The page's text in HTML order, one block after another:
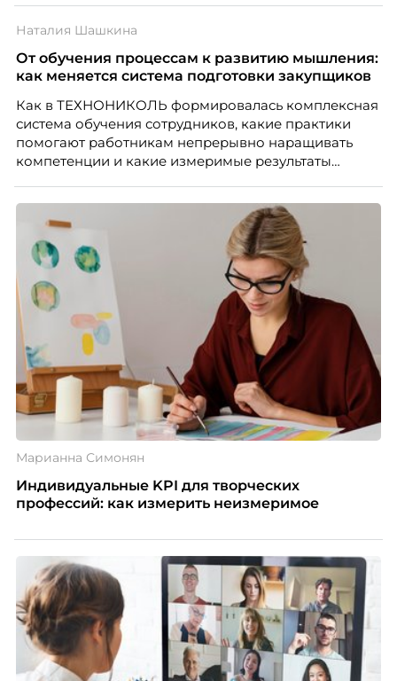
Наталия Шашкина
От обучения процессам к развитию мышления:
как меняется система подготовки закупщиков
Как в ТЕХНОНИКОЛЬ формировалась комплексная
система обучения сотрудников, какие практики
помогают работникам непрерывно наращивать
компетенции и какие измеримые результаты
закупкам направления «Минеральная изоляция»
компании ТЕХНОНИКОЛЬ.
Марианна Симонян
Индивидуальные KPI для творческих
профессий: как измерить неизмеримое